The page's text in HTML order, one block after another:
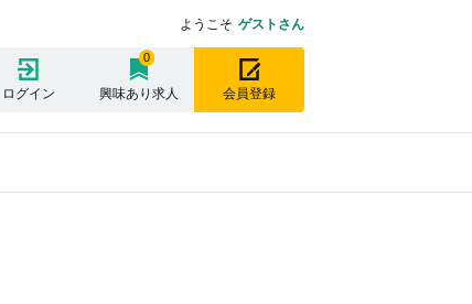
ようこそ ゲストさん
ログイン 興味あり求人
0
会員登録